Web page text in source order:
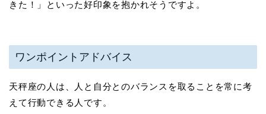
きた！」といった好印象を抱かれそうですよ。
ワンポイントアドバイス
天秤座の人は、人と自分とのバランスを取ることを常に考
えて行動できる人です。